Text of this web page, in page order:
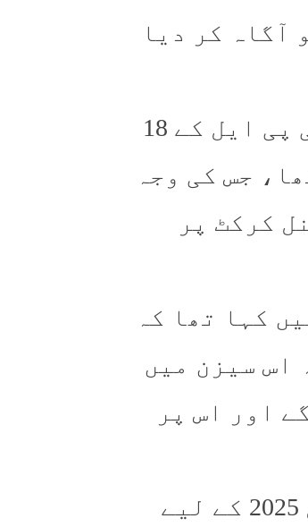
آگاہ کر دیا
واضح رہے کہ ہیری بروک نے چند روز قبل آئی پی ایل کے 18
جس کی وجہ
کرکٹ پر
کہا تھا کہ
اس سیزن میں
اور اس پر
ہیری بروک کو دہلی کیپیٹلز نے آئی پی ایل 2025 کے لیے